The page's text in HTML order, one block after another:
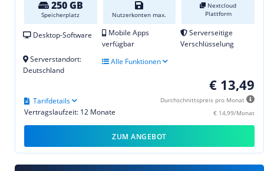
250 GB
Speicherplatz Nutzerkonten max.
Nextcloud
Plattform
Desktop-Software
Mobile Apps
verfügbar
Serverseitige
Verschlüsselung
Serverstandort:
Deutschland
Alle Funktionen
€ 13,49
Durchschnittspreis pro Monat
€ 14,99/Monat
Vertragslaufzeit: 12 Monate
Tarifdetails
ZUM ANGEBOT